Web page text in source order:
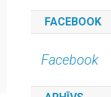
Facebook
TwitterInstagram
FACEBOOK
Facebook